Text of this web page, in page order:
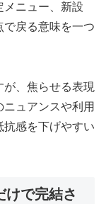
メニュー、新設
戻る意味を一つ
、焦らせる表現
ュアンスや利用
感を下げやすい
けで完結さ